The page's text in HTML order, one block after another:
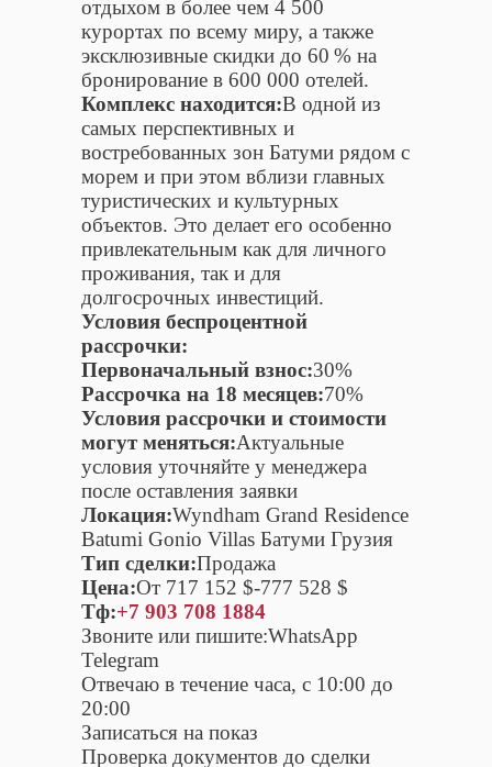
отдыхом в более чем 4 500
курортах по всему миру, а также
эксклюзивные скидки до 60 % на
бронирование в 600 000 отелей.
Комплекс находится:В одной из
самых перспективных и
востребованных зон Батуми рядом с
морем и при этом вблизи главных
туристических и культурных
объектов. Это делает его особенно
привлекательным как для личного
проживания, так и для
долгосрочных инвестиций.
Условия беспроцентной
рассрочки:
Первоначальный взнос:30%
Рассрочка на 18 месяцев:70%
Условия рассрочки и стоимости
могут меняться:Актуальные
условия уточняйте у менеджера
после оставления заявки
Локация:Wyndham Grand Residence
Batumi Gonio Villas Батуми Грузия
Тип сделки:Продажа
Цена:От 717 152 $-777 528 $
Тф:+7 903 708 1884
Звоните или пишите:WhatsApp
Telegram
Отвечаю в течение часа, с 10:00 до
20:00
Записаться на показ
Проверка документов до сделки